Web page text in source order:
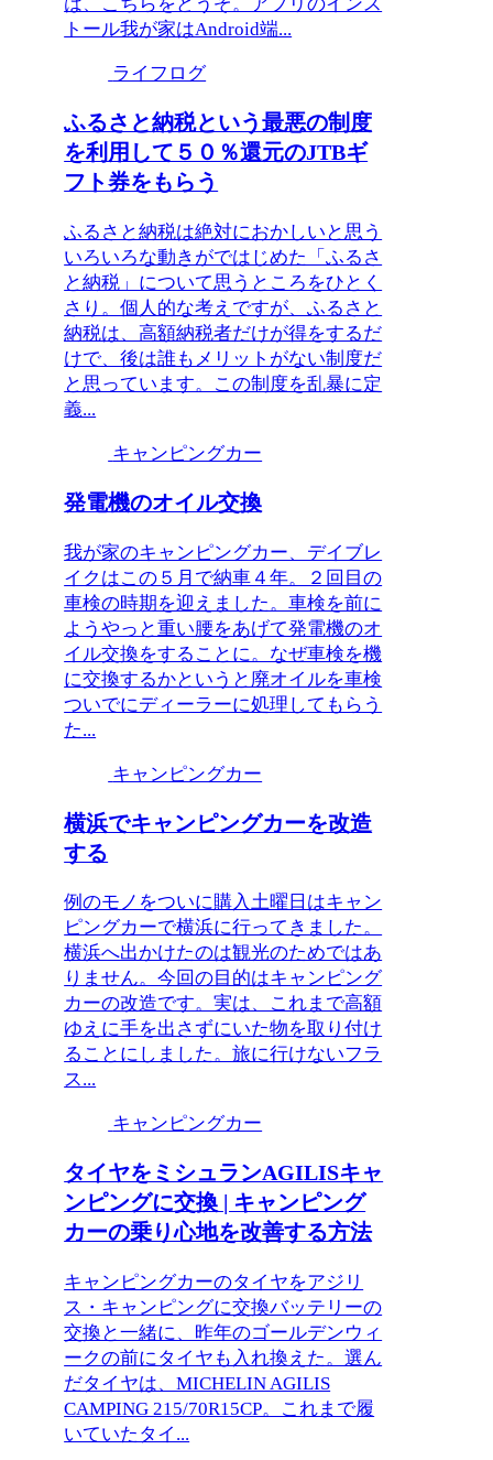
トール我が家はAndroid端...
ライフログ
ふるさと納税という最悪の制度
を利用して５０％還元のJTBギ
フト券をもらう
ふるさと納税は絶対におかしいと思う
いろいろな動きがではじめた「ふるさ
と納税」について思うところをひとく
さり。個人的な考えですが、ふるさと
納税は、高額納税者だけが得をするだ
けで、後は誰もメリットがない制度だ
と思っています。この制度を乱暴に定
義...
キャンピングカー
発電機のオイル交換
我が家のキャンピングカー、デイブレ
イクはこの５月で納車４年。２回目の
車検の時期を迎えました。車検を前に
ようやっと重い腰をあげて発電機のオ
イル交換をすることに。なぜ車検を機
に交換するかというと廃オイルを車検
ついでにディーラーに処理してもらう
た...
キャンピングカー
横浜でキャンピングカーを改造
する
例のモノをついに購入土曜日はキャン
ピングカーで横浜に行ってきました。
横浜へ出かけたのは観光のためではあ
りません。今回の目的はキャンピング
カーの改造です。実は、これまで高額
ゆえに手を出さずにいた物を取り付け
ることにしました。旅に行けないフラ
ス...
キャンピングカー
タイヤをミシュランAGILISキャ
ンピングに交換 | キャンピング
カーの乗り心地を改善する方法
キャンピングカーのタイヤをアジリ
ス・キャンピングに交換バッテリーの
交換と一緒に、昨年のゴールデンウィ
ークの前にタイヤも入れ換えた。選ん
だタイヤは、MICHELIN AGILIS
CAMPING 215/70R15CP。これまで履
いていたタイ...